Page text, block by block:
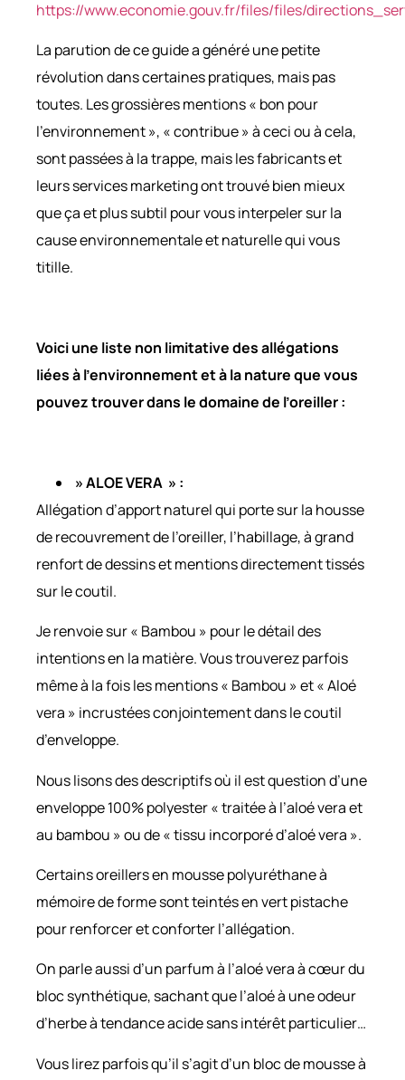
https://www.economie.gouv.fr/files/files/
La parution de ce guide a généré une petite
révolution dans certaines pratiques, mais pas
toutes. Les grossières mentions « bon pour
l’environnement », « contribue » à ceci ou à cela,
sont passées à la trappe, mais les fabricants et
leurs services marketing ont trouvé bien mieux
que ça et plus subtil pour vous interpeler sur la
cause environnementale et naturelle qui vous
titille.
Voici une liste non limitative des allégations
liées à l’environnement et à la nature que vous
pouvez trouver dans le domaine de l’oreiller :
» ALOE VERA » :
Allégation d’apport naturel qui porte sur la housse
de recouvrement de l’oreiller, l’habillage, à grand
renfort de dessins et mentions directement tissés
sur le coutil.
Je renvoie sur « Bambou » pour le détail des
intentions en la matière. Vous trouverez parfois
même à la fois les mentions « Bambou » et « Aloé
vera » incrustées conjointement dans le coutil
d’enveloppe.
Nous lisons des descriptifs où il est question d’une
enveloppe 100% polyester « traitée à l’aloé vera et
au bambou » ou de « tissu incorporé d’aloé vera ».
Certains oreillers en mousse polyuréthane à
mémoire de forme sont teintés en vert pistache
pour renforcer et conforter l’allégation.
On parle aussi d’un parfum à l’aloé vera à cœur du
bloc synthétique, sachant que l’aloé à une odeur
d’herbe à tendance acide sans intérêt particulier…
Vous lirez parfois qu’il s’agit d’un bloc de mousse à